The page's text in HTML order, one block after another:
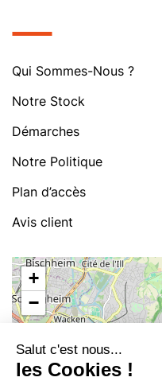
Qui Sommes-Nous ?
Notre Stock
Démarches
Notre Politique
Plan d’accès
Avis client
+
−